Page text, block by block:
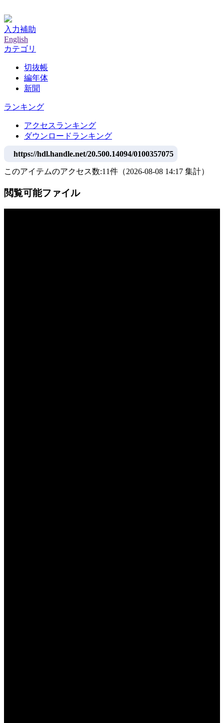
入力補助
English
カテゴリ
切抜帳
編年体
新聞
ランキング
アクセスランキング
ダウンロードランキング
https://hdl.handle.net/20.500.14094/0100357075
このアイテムのアクセス数:11件 （2026-08-08 14:17 集計）
閲覧可能ファイル